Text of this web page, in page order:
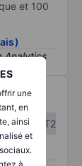
une
en
ainsi
et
et 100
T2